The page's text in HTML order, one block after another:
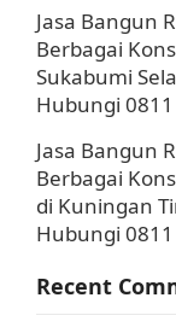
Jasa Bangun
Berbagai
Sukabumi
Hubungi
Jasa Bangun
Berbagai
di Kuningan
Hubungi
Recent